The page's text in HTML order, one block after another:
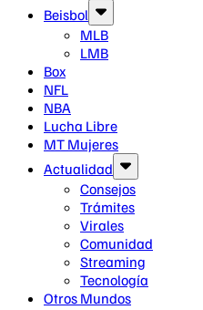
Beisbol
MLB
LMB
Box
NFL
NBA
Lucha Libre
MT Mujeres
Actualidad
Consejos
Trámites
Virales
Comunidad
Streaming
Tecnología
Otros Mundos